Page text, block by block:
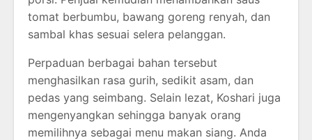
tomat berbumbu, bawang goreng renyah, dan
sambal khas sesuai selera pelanggan.
Perpaduan berbagai bahan tersebut
menghasilkan rasa gurih, sedikit asam, dan
pedas yang seimbang. Selain lezat, Koshari juga
mengenyangkan sehingga banyak orang
memilihnya sebagai menu makan siang. Anda